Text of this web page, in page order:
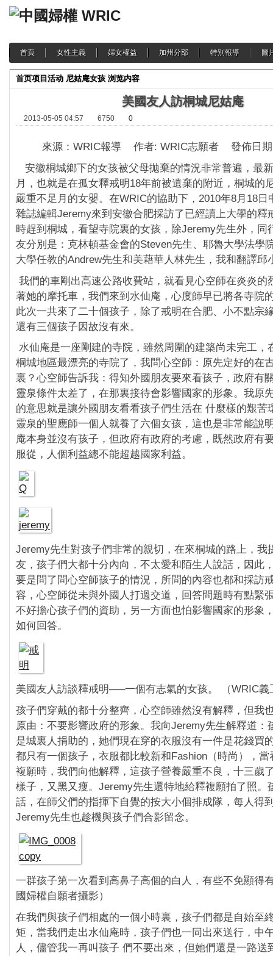
首頁 女性主義 婦女權益 加州分部 特別報導 圖
首页项目活动 尼姑庵女孩 浏览内容
美國友人訪桐城尼姑庵
2013-05-05 04:57 6750 0
來源：WRIC報導 作者: WRIC志願者 發佈日期
安徽桐城鄉下的女孩被父母拋棄的情況非常普遍，最
月，也就是在孤女釋戒明18年前被遺棄的附近，桐城的
嚴重不足月的女嬰。在WRIC的協助下，2010年8月18日
雜誌編輯Jeremy來到安徽合肥採訪了已經讀上大學的釋
時趕到桐城，看望寺院裏的女孩，除Jeremy先生外，同
友分別是：克林頓基金會的Steven先生、耶魯大學法學
大學任教的Andrew先生和美藉華人林先生，我和翻譯邱
我們的車剛出高速公路收費站，就看見心空師在炎炎的
著她的摩托車，我們來到水仙庵，心度師早已將各寺院
此次一共來了二十個孩子，除了戒明在合肥、小不點宗
還有三個孩子因故沒有來。
水仙庵是一座剛建的寺院，雖然周圍的建築尚未完工，
桐城地區最漂亮的寺院了，我問心空師：原先定好的在
裏？心空師告訴我：得知外國朋友要來看孩子，政府有
靈泉條件太差了，在那裏接待會影響國家的形象。我原
的意思就是讓外國朋友看看孩子們生活在 什麼樣的艱苦
靈泉的聖應師一個人就養了六個女孩，這也是非常能說
庵本身並沒有孩子，但政府有政府的考慮，既然政府有
服從，人個利益總不能超越國家利益。
Jeremy先生對孩子們非常的親切，在來桐城的路上，我
友，孩子們大都十分內向，不太愛和陌生人說話，因此
要是問了問心空師孩子的情況，所問的內容也都和採訪
容，心空師從未與外國人打過交道，回答問題時有點緊
不好擔心孩子們的資助，另一方面也怕影響國家的形象
如何回答。
美國友人訪談釋戒明—–一個有志氣的女孩。 （WRIC義
孩子們穿戴的都十分整齊，心空師雖然沒有解釋，但我
原由：不要影響政府的形象。我向Jeremy先生解釋道：
是城裏人捐助的，她們現在穿的衣服沒有一件是花錢買
都只有一個孩子，衣服都比較新和Fashion（時尚），
複願時，我們向他解釋，這孩子營養嚴重不良，十三歲
樣子，又黑又瘦。Jeremy先生還特地給釋複願拍了照。
話，在師父們的指揮下自覺的按大小個排成隊，每人得
Jeremy先生也趁機與孩子們合影留念。
一群孩子第一次看到高鼻子高個的白人，有些不免顯得
國婦權自願者攝影）
在我們與孩子們相處的一個小時裏，孩子們都是自始至
矩，當我們走出水仙庵時，孩子們也一同出來送行，中
人，儘管我一再叫孩子 們不要出來，但她們還是一路送